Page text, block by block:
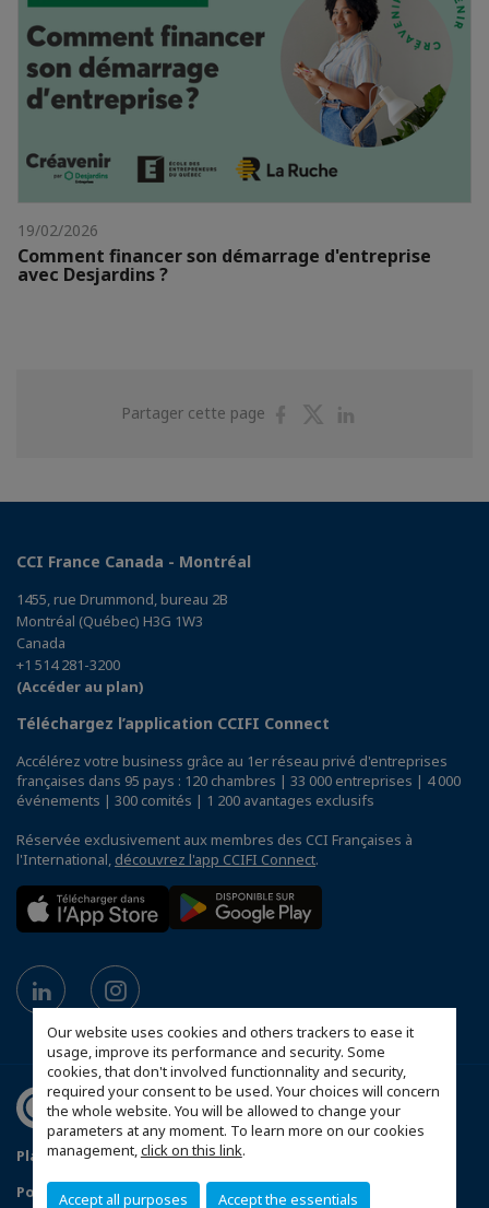
Our website uses cookies and others trackers to ease it
usage, improve its performance and security. Some
cookies, that don't involved functionnality and security,
required your consent to be used. Your choices will concern
the whole website. You will be allowed to change your
parameters at any moment. To learn more on our cookies
management,click on this link.
Accept all purposes Accept the essentials
19/02/2026
Comment financer son démarrage d'entreprise
avec Desjardins ?
Partager cette page
PartagerPartager
CCI France Canada - Montréal
1455, rue Drummond, bureau 2B
Montréal (Québec) H3G 1W3
Canada
+1 514 281-3200
(Accéder au plan)
Téléchargez l’application CCIFI Connect
Accélérez votre business grâce au 1er réseau privé d'entreprises
françaises dans 95 pays : 120 chambres | 33 000 entreprises | 4 000
événements | 300 comités | 1 200 avantages exclusifs
Réservée exclusivement aux membres des CCI Françaises à
l'International, découvrez l'app CCIFI Connect.
Plan du site
Mentions légales
Politique de confidentialité